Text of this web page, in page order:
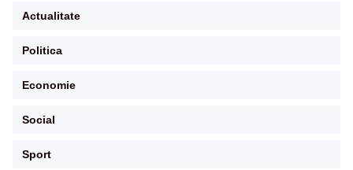
Actualitate
Politica
Economie
Social
Sport